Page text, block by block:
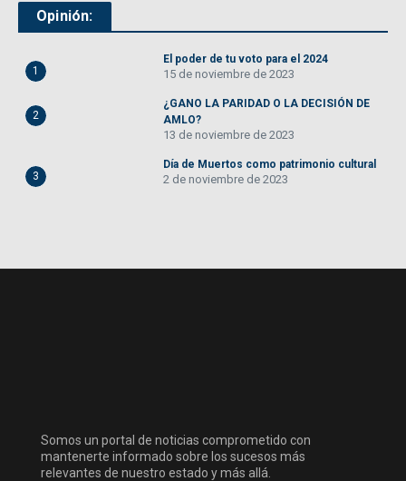
Opinión:
1
El poder de tu voto para el 2024
15 de noviembre de 2023
2
¿GANO LA PARIDAD O LA DECISIÓN DE
AMLO?
13 de noviembre de 2023
3
Día de Muertos como patrimonio cultural
2 de noviembre de 2023
Somos un portal de noticias comprometido con
mantenerte informado sobre los sucesos más
relevantes de nuestro estado y más allá.